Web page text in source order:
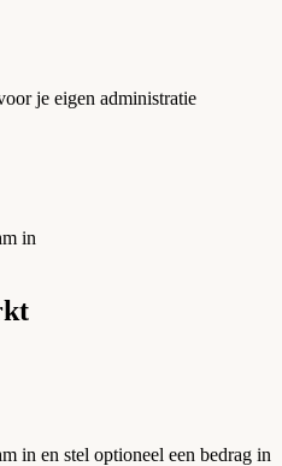
je eigen administratie
in
in en stel optioneel een bedrag in